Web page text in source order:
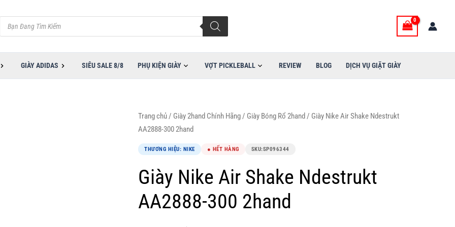
Tìm
kiếm
sản
GIÀY ADIDAS SIÊU SALE 8/8 PHỤ KIỆN GIÀY VỢT PICKLEBALL REVIEW BLOG DỊCH VỤ GIẶT GIÀY
Trang chủ/ Giày 2hand Chính Hãng/ Giày Bóng Rổ 2hand / Giày Nike Air Shake Ndestrukt
AA2888-300 2hand
THƯƠNG HIỆU: NIKE ● HẾT HÀNG SKU:SP096344
Giày Nike Air Shake Ndestrukt
AA2888-300 2hand